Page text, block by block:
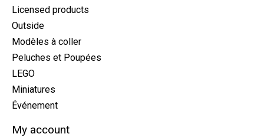
Licensed products
Outside
Modèles à coller
Peluches et Poupées
LEGO
Miniatures
Événement
My account